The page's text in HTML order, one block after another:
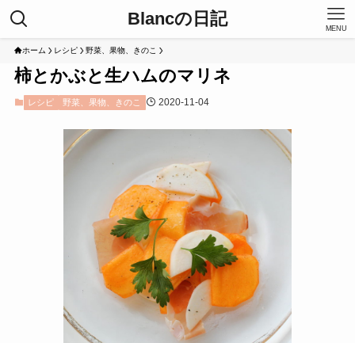
Blancの日記 MENU
ホーム レシピ 野菜、果物、きのこ
柿とかぶと生ハムのマリネ
レシピ 野菜、果物、きのこ 2020-11-04